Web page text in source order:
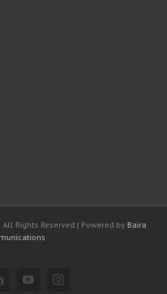
Rights Reserved | Powered by Baira
LinkedinYouTubeInstagram